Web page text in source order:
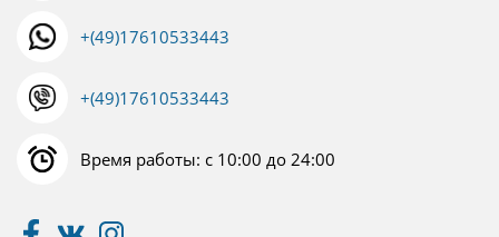
+(49)17610533443
+(49)17610533443
Время работы: с 10:00 до 24:00